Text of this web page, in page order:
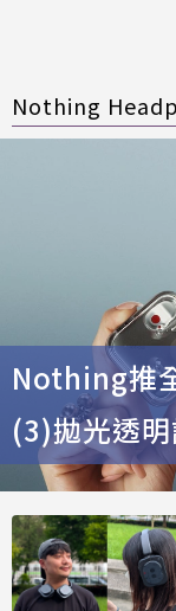
Nothing
Nothing推
(3)拋光透
Pro續航百